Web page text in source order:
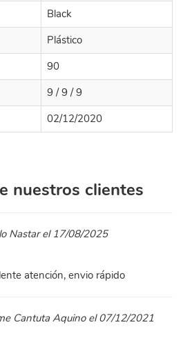
Black
Plástico
90
9 / 9 / 9
02/12/2020
nuestros clientes
Nastar el 17/08/2025
atención, envio rápido
Cantuta Aquino el 07/12/2021